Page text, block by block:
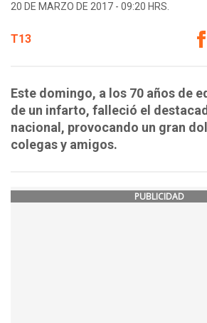
20 DE MARZO DE 2017 - 09:20 HRS.
T13
Este domingo, a los 70 años de
de un infarto, falleció el
nacional, provocando un gran
colegas y amigos.
PUBLICIDAD